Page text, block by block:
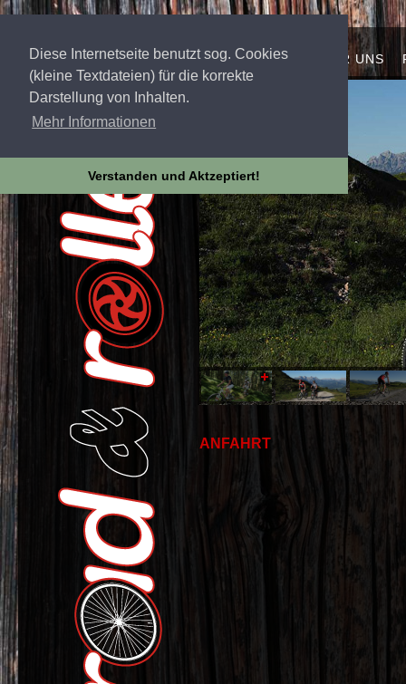
Diese Internetseite benutzt sog. Cookies
(kleine Textdateien) für die korrekte
Darstellung von Inhalten.
Mehr Informationen
Verstanden und Aktzeptiert!
STARTSEITE ÜBER UNS
ANFAHRT